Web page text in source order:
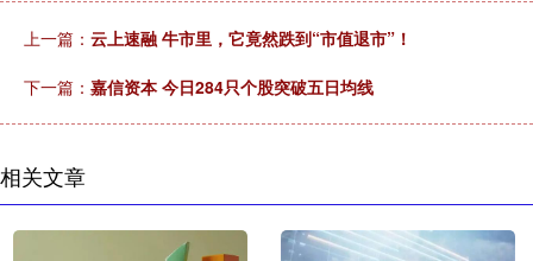
上一篇： 云上速融 牛市里，它竟然跌到“市值退市”！
下一篇： 嘉信资本 今日284只个股突破五日均线
相关文章